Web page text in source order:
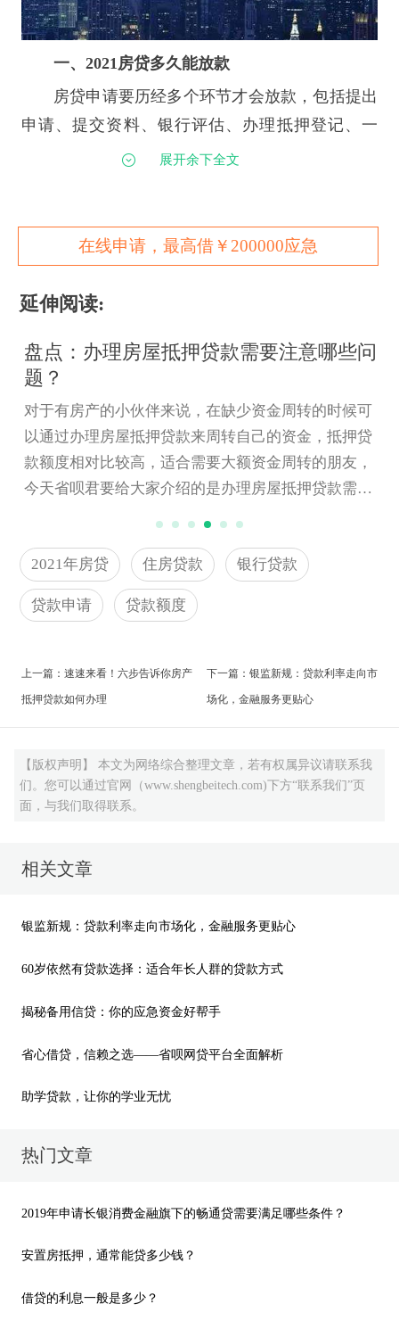
一、 2021房贷多久能放款
房贷申请要历经多个环节才会放款，包括提出
申请、提交资料、银行评估、办理抵押登记、一
审、复审等，审批通过后一般2~3个月的时间可以
个月是很难放款下来的。像有的借款人在2月份申
请的房贷，到7月份还在排队放款，甚至有人等的
还要久。
尤其是在贷款合同里约定未还支付时间的，超过日
期还没放款就担心会要承担违约责任，比如支付违
约金等等。但是干着急也没有用，还得找下放款慢
的原因。
二、2021房贷放款好慢原因分析
申请房贷不但要准备齐全资料，还要提供首付
款凭证，并且对贷款人个人信用、银行流水、还款
能力、工作收入等有要求。像要是白户贷款征信记
还有就是贷款人在放款前新增了大额负债，比
人资质没有改善前也会拉长放款时间。
2、银行房贷额度紧张
年额度就开始紧张了。各大银行按照央行和银保监
产贷款采取了精准额度控制。
在贷款额度有限的情况下，银行会给流水情况
财等，或者能够接受利率上浮的客户优先放款，其
他客户就得等额度充足了才会放款。以上就是省呗
慢可能是这些原因”的相关内容。
展开余下全文
在线申请，最高借￥200000应急
延伸阅读:
：办理房屋抵押贷款需要注意哪些问
有房产的小伙伴来说，在缺少资金周转的时候可
过办理房屋抵押贷款来周转自己的资金，抵押贷
度相对比较高，适合需要大额资金周转的朋友，
省呗君要给大家介绍的是办理房屋抵押贷款需要
盘
款
足
2021年房贷 住房贷款 银行贷款
贷款申请 贷款额度
上一篇： 速速来看！六步告诉你房产
抵押贷款如何办理
下一篇：银监新规：贷款利率走向市
场化，金融服务更贴心
【版权声明】 本文为网络综合整理文章，若有权属异议请联系我
们。您可以通过官网（www.shengbeitech.com)下方“联系我们”页
面，与我们取得联系。
相关文章
银监新规：贷款利率走向市场化，金融服务更贴心
60岁依然有贷款选择：适合年长人群的贷款方式
揭秘备用信贷：你的应急资金好帮手
省心借贷，信赖之选——省呗网贷平台全面解析
助学贷款，让你的学业无忧
热门文章
2019年申请长银消费金融旗下的畅通贷需要满足哪些条件？
安置房抵押，通常能贷多少钱？
借贷的利息一般是多少？